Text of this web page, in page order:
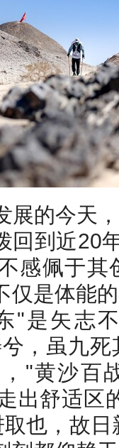
展的今天
回到近20
感佩于其
仅是体能
"是矢志
，虽九
"黄沙百
出舒适区
取也，故